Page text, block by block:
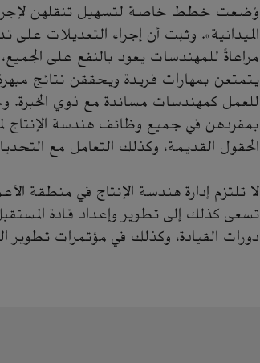
وُضعت خطط خاصة لتسهيل تنقلهن لإجراء
الميدانية». وثبت أن إجراء التعديلات على
مراعاةً للمهندسات يعود بالنفع على
يتمتعن بمهارات فريدة ويحققن نتائج
للعمل كمهندسات مساندة مع ذوي الخبرة.
الحقول القديمة، وكذلك التعامل مع
لا تلتزم إدارة هندسة الإنتاج في منطقة
تسعى كذلك إلى تطوير وإعداد قادة
دورات القيادة، وكذلك في مؤتمرات تطوير